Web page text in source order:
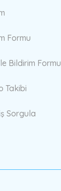
Formu
Bildirim Formu
Takibi
Sorgula